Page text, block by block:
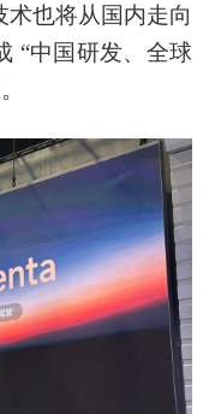
也将从国内走向
“中国研发、全球